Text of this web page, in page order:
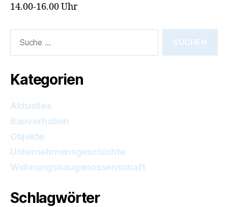
14.00-16.00 Uhr
nach:
Kategorien
Aktuelles
Bauvorhaben
Objekte
Unternehmensgeschichte
Wohnungsbaugenossenschaft
Schlagwörter